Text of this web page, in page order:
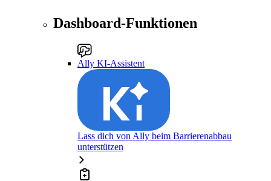
Dashboard-Funktionen
Ally KI-Assistent
Lass dich von Ally beim Barrierenabbau
unterstützen